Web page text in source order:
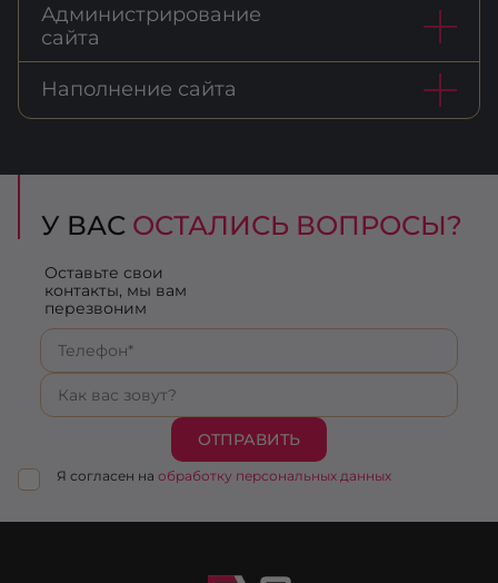
Администрирование
сайта
Наполнение сайта
У ВАС ОСТАЛИСЬ ВОПРОСЫ?
Оставьте свои
контакты, мы вам
перезвоним
ОТПРАВИТЬ
Я согласен на обработку персональных данных